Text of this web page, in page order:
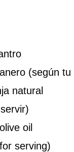
(según
natural
oil
serving)